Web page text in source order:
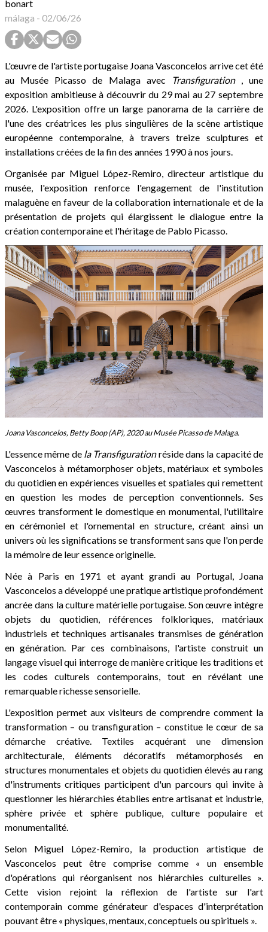
bonart
málaga - 02/06/26
L'œuvre de l'artiste portugaise Joana Vasconcelos arrive cet été
au Musée Picasso de Malaga avec
Transfiguration, une
exposition ambitieuse à découvrir du 29 mai au 27 septembre
2026. L'exposition offre un large panorama de la carrière de
l'une des créatrices les plus singulières de la scène artistique
européenne contemporaine, à travers treize sculptures et
installations créées de la fin des années 1990 à nos jours.
Organisée par Miguel López-Remiro, directeur artistique du
musée, l'exposition renforce l'engagement de l'institution
malaguène en faveur de la collaboration internationale et de la
présentation de projets qui élargissent le dialogue entre la
création contemporaine et l'héritage de Pablo Picasso.
Joana Vasconcelos, Betty Boop (AP), 2020 au Musée Picasso de Malaga.
L'essence même de la Transfigurationréside dans la capacité de
Vasconcelos à métamorphoser objets, matériaux et symboles
du quotidien en expériences visuelles et spatiales qui remettent
en question les modes de perception conventionnels. Ses
œuvres transforment le domestique en monumental, l'utilitaire
en cérémoniel et l'ornemental en structure, créant ainsi un
univers où les significations se transforment sans que l'on perde
la mémoire de leur essence originelle.
Née à Paris en 1971 et ayant grandi au Portugal, Joana
Vasconcelos a développé une pratique artistique profondément
ancrée dans la culture matérielle portugaise. Son œuvre intègre
objets du quotidien, références folkloriques, matériaux
industriels et techniques artisanales transmises de génération
en génération. Par ces combinaisons, l'artiste construit un
langage visuel qui interroge de manière critique les traditions et
les codes culturels contemporains, tout en révélant une
remarquable richesse sensorielle.
L'exposition permet aux visiteurs de comprendre comment la
transformation – ou transfiguration – constitue le cœur de sa
démarche créative. Textiles acquérant une dimension
architecturale, éléments décoratifs métamorphosés en
structures monumentales et objets du quotidien élevés au rang
d'instruments critiques participent d'un parcours qui invite à
questionner les hiérarchies établies entre artisanat et industrie,
sphère privée et sphère publique, culture populaire et
monumentalité.
Selon Miguel López-Remiro, la production artistique de
Vasconcelos peut être comprise comme « un ensemble
d'opérations qui réorganisent nos hiérarchies culturelles ».
Cette vision rejoint la réflexion de l'artiste sur l'art
contemporain comme générateur d'espaces d'interprétation
pouvant être « physiques, mentaux, conceptuels ou spirituels ».